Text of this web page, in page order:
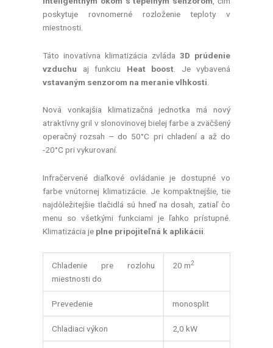
poskytuje rovnomerné rozloženie teploty v
miestnosti.
Táto inovatívna klimatizácia zvláda 3D prúdenie
vzduchu aj funkciu Heat boost . Je vybavená
vstavaným senzorom na meranie vlhkosti
Nová vonkajšia klimatizačná jednotka má nový
atraktívny gril v slonovinovej bielej farbe a zväčšený
operačný rozsah – do 50°C pri chladení a až do
-20°C pri vykurovaní.
Infračervené diaľkové ovládanie je dostupné vo
farbe vnútornej klimatizácie. Je kompaktnejšie, tie
najdôležitejšie tlačidlá sú hneď na dosah, zatiaľ čo
menu so všetkými funkciami je ľahko prístupné.
Klimatizácia je plne pripojiteľná k aplikácii.
Chladenie pre rozlohu
miestnosti do
20 m2
Prevedenie monosplit
Chladiaci výkon 2,0 kW